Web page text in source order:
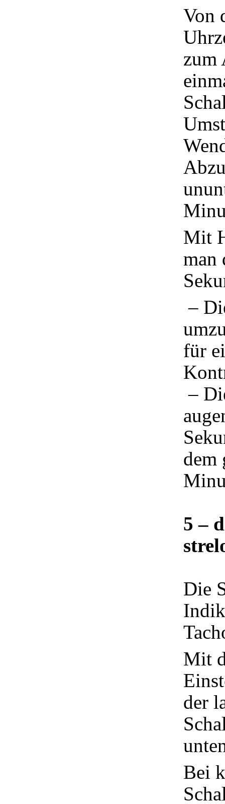
Von
zum
Mit
man
–
für
–
dem
5 –
Die
Mit
der
Bei